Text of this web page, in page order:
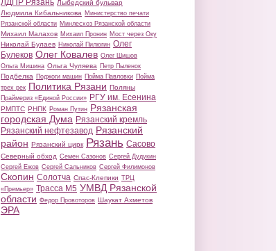
ЛДПР Рязань Лыбедский бульвар
Людмила Кибальникова Министерство печати
Рязанской области Минлесхоз Рязанской области
Михаил Малахов Михаил Пронин Мост через Оку
Николай Булаев Николай Пилюгин Олег
Булеков Олег Ковалев Олег Шишов
Ольга Мишина Ольга Чуляева Петр Пыленок
Подбелка Поджоги машин Пойма Павловки Пойма
трех рек Политика Рязани Поляны
Праймериз «Единой России» РГУ им. Есенина
РМПТС РНПК Роман Путин Рязанская
городская Дума Рязанский кремль
Рязанский нефтезавод Рязанский
район Рязанский цирк Рязань Сасово
Северный обход Семен Сазонов Сергей Дудукин
Сергей Ежов Сергей Сальников Сергей Филимонов
Скопин Солотча Спас-Клепики ТРЦ
«Премьер» Трасса М5 УМВД Рязанской
области Федор Провоторов Шаукат Ахметов
ЭРА